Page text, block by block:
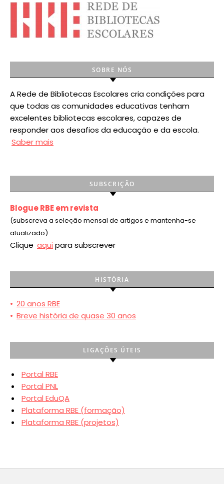
SOBRE NÓS
A Rede de Bibliotecas Escolares cria condições para
que todas as comunidades educativas tenham
excelentes bibliotecas escolares, capazes de
responder aos desafios da educação e da escola.
Saber mais
SUBSCRIÇÃO
Blogue RBE em revista
(subscreva a seleção mensal de artigos e mantenha-se
atualizado)
Clique aqui para subscrever
HISTÓRIA
• 20 anos RBE
• Breve história de quase 30 anos
LIGAÇÕES ÚTEIS
Portal RBE
Portal PNL
Portal EduQA
Plataforma RBE (formação)
Plataforma RBE (projetos)